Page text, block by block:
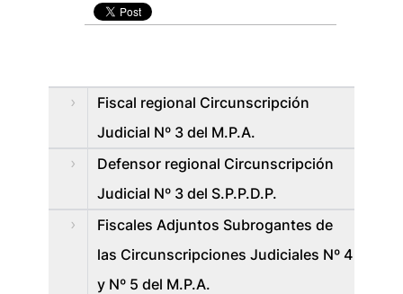
Fiscal regional Circunscripción
Judicial Nº 3 del M.P.A.
Defensor regional Circunscripción
Judicial Nº 3 del S.P.P.D.P.
Fiscales Adjuntos Subrogantes de
las Circunscripciones Judiciales Nº 4
y Nº 5 del M.P.A.